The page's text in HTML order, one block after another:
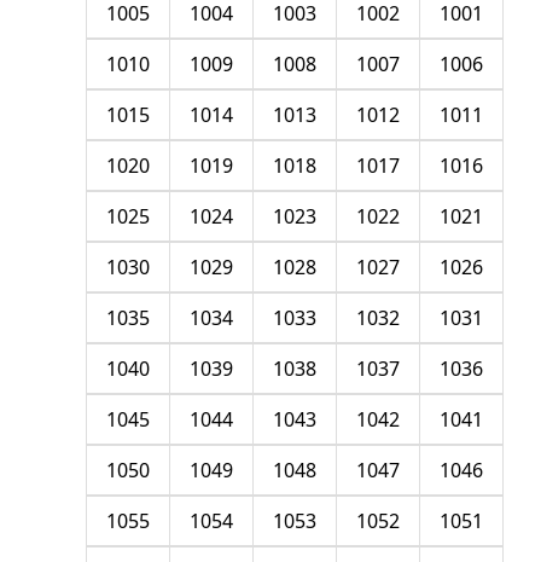
1001
1002
1003
1004
1005
1006
1007
1008
1009
1010
1011
1012
1013
1014
1015
1016
1017
1018
1019
1020
1021
1022
1023
1024
1025
1026
1027
1028
1029
1030
1031
1032
1033
1034
1035
1036
1037
1038
1039
1040
1041
1042
1043
1044
1045
1046
1047
1048
1049
1050
1051
1052
1053
1054
1055